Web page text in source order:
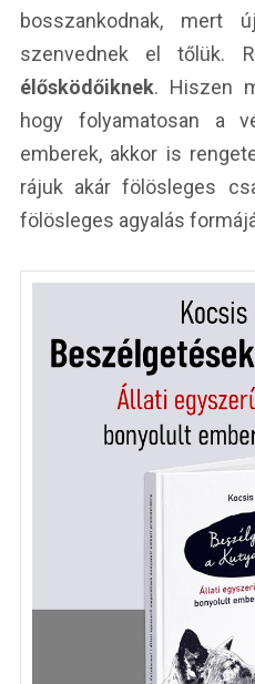
bosszankodnak, mert
szenvednek el tőlük.
élősködőiknek. Hiszen
hogy folyamatosan a
emberek, akkor is
rájuk akár fölösleges
fölösleges agyalás